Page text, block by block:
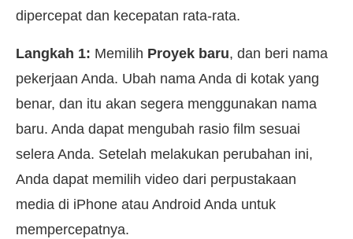
dipercepat dan kecepatan rata-rata.
Langkah 1: Memilih Proyek baru, dan beri nama
pekerjaan Anda. Ubah nama Anda di kotak yang
benar, dan itu akan segera menggunakan nama
baru. Anda dapat mengubah rasio film sesuai
selera Anda. Setelah melakukan perubahan ini,
Anda dapat memilih video dari perpustakaan
media di iPhone atau Android Anda untuk
mempercepatnya.